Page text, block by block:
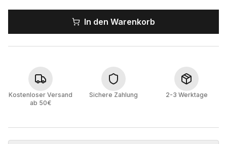
In den Warenkorb
Kostenloser Versand
ab 50€
Sichere Zahlung 2-3 Werktage